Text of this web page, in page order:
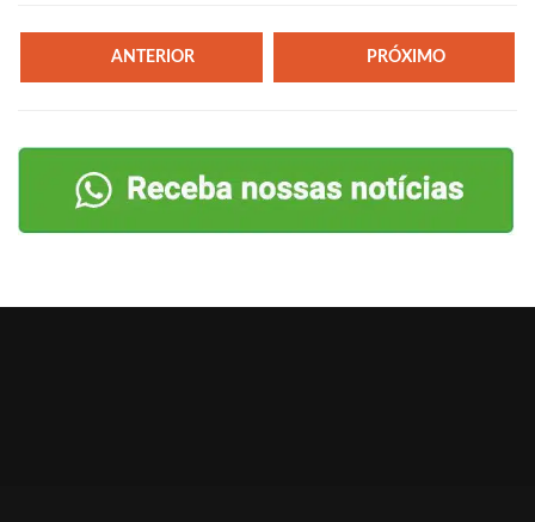
ANTERIOR PRÓXIMO